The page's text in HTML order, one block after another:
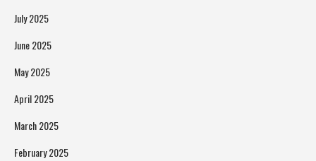
July 2025
June 2025
May 2025
April 2025
March 2025
February 2025